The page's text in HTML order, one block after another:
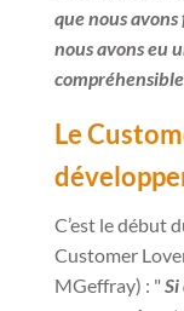
que nous
nous avons eu
Le
C’est le début
Customer
MGeffray) : "